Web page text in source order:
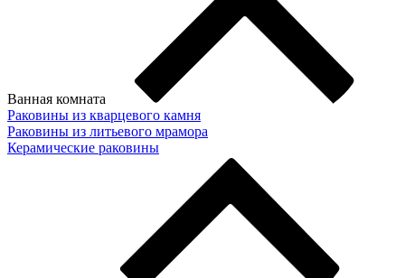
Ванная комната
Раковины из кварцевого камня
Раковины из литьевого мрамора
Керамические раковины